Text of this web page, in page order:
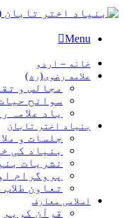
Menu
خانه – اردو
علامه رضوی(ره)
مجالس و
سوانح
یاد علامہ
بنیاد اختر تابان
جلسات و
بنیاد کی
نشریات
پروگرام
تعاون طلاب
اسلامی معارف
قرآن کریم